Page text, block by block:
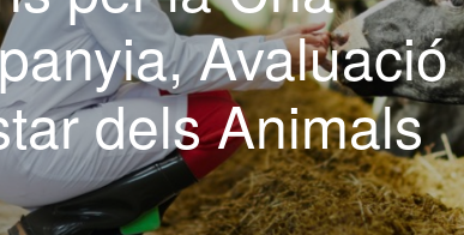
Avaluació
dels Animals